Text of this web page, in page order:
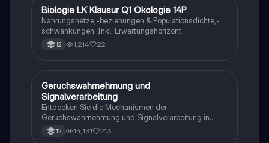
Signalübertragung und die Auswirkungen von
Neurotoxinen. Ideal für Studierende der Neurobiologie
und verwandter Fächer.
Biologie
Biologie LK Klausur Q1 Ökologie 14P
Nahrungsnetze,-beziehungen & Populationsdichte,-
schwankungen. Inkl. Erwartungshorizont
12 1,214 22
Biologie
Geruchswahrnehmung und
Signalverarbeitung
Entdecken Sie die Mechanismen der
Geruchswahrnehmung und Signalverarbeitung in
Nervenzellen. Diese Übungsaufgaben für das
mündliche Abitur in Neurobiologie behandeln
12 14,131 213